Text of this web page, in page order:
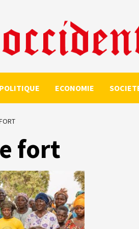
POLITIQUE ECONOMIE
fort